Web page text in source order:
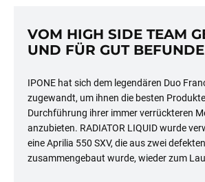
VOM HIGH SIDE TEAM
UND FÜR GUT
IPONE hat sich dem legendären Duo
zugewandt, um ihnen die besten
Durchführung ihrer immer verrückteren
anzubieten. RADIATOR LIQUID wurde
eine Aprilia 550 SXV, die aus zwei
zusammengebaut wurde, wieder zum